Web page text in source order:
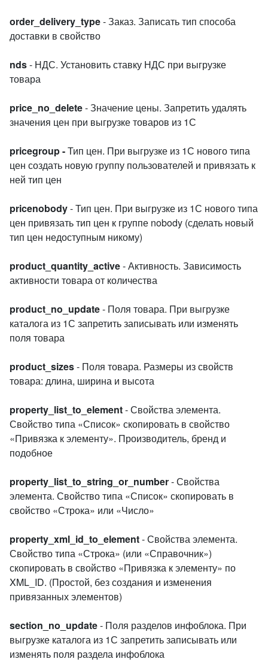
order_delivery_type- Заказ. Записать тип способа
доставки в свойство
nds- НДС. Установить ставку НДС при выгрузке
товара
price_no_delete- Значение цены. Запретить удалять
значения цен при выгрузке товаров из 1С
pricegroup -Тип цен. При выгрузке из 1С нового типа
цен создать новую группу пользователей и привязать к
ней тип цен
pricenobody- Тип цен. При выгрузке из 1С нового типа
цен привязать тип цен к группе nobody (сделать новый
тип цен недоступным никому)
product_quantity_active- Активность. Зависимость
активности товара от количества
product_no_update- Поля товара. При выгрузке
каталога из 1С запретить записывать или изменять
поля товара
product_sizes- Поля товара. Размеры из свойств
товара: длина, ширина и высота
property_list_to_element- Свойства элемента.
Свойство типа «Список» скопировать в свойство
«Привязка к элементу». Производитель, бренд и
подобное
property_list_to_string_or_number- Свойства
элемента. Свойство типа «Список» скопировать в
свойство «Строка» или «Число»
property_xml_id_to_element- Свойства элемента.
Свойство типа «Строка» (или «Справочник»)
скопировать в свойство «Привязка к элементу» по
XML_ID. (Простой, без создания и изменения
привязанных элементов)
section_no_update- Поля разделов инфоблока. При
выгрузке каталога из 1С запретить записывать или
изменять поля раздела инфоблока